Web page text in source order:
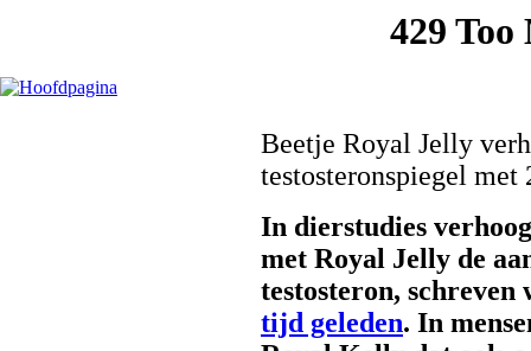
Beetje Royal Jelly
testosteronspiegel met
In dierstudies
met Royal Jelly de
testosteron, schreven
tijd geleden. In